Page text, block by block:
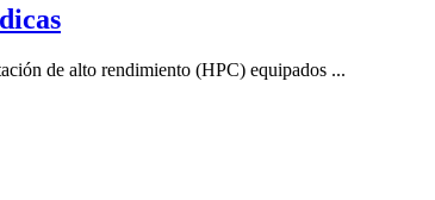
de alto rendimiento (HPC) equipados ...